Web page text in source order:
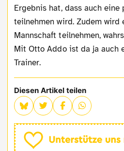
Ergebnis hat, dass auch eine
teilnehmen wird. Zudem wird
Mannschaft teilnehmen,
Mit Otto Addo ist da ja auch
Trainer.
Diesen Artikel teilen